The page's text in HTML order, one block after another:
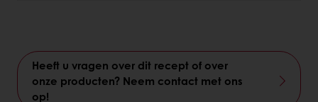
Heeft u vragen over dit recept of over
onze producten? Neem contact met ons
op!